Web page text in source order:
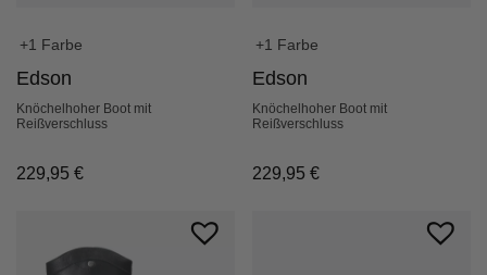
+1 Farbe
Edson
Knöchelhoher Boot mit
Reißverschluss
229,95 €
+1 Farbe
Edson
Knöchelhoher Boot mit
Reißverschluss
229,95€